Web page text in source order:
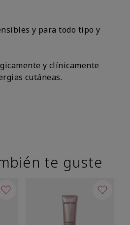
y para todo tipo y
y clínicamente
cutáneas.
te guste